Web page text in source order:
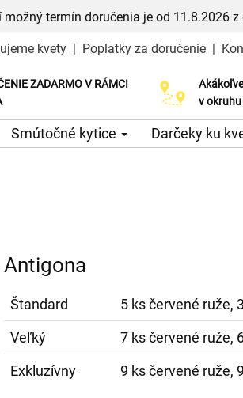
termín doručenia je od 11.8.2026 z
kvety | Poplatky za doručenie |
ZADARMO V RÁMCI
v
Služba
Smútočné kytice Darčeky ku
Antigona
Štandard
5 ks červené ruže,
Veľký
7 ks červené ruže,
Exkluzívny
9 ks červené ruže,